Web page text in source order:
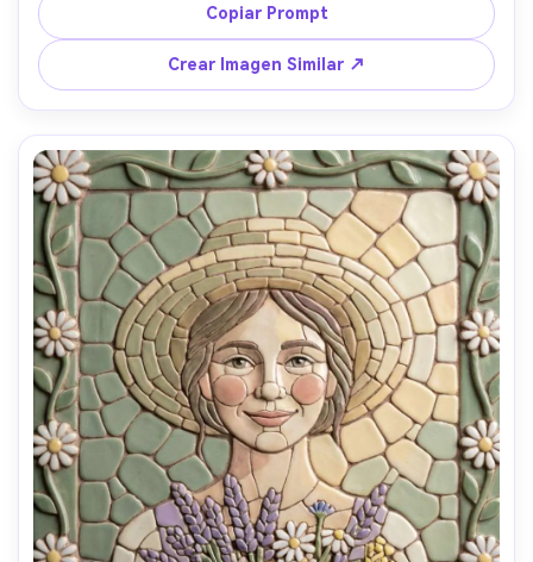
contraste, patrón sutil tipo glitch en el fondo, contorno
audaz alrededor de la cara, vibra de avatar de redes
sociales, bordes de baldosas altamente detallados y
espaciado consistente, silueta gráfica y clara, lente de
85mm, profundidad de campo reducida, iluminación
cinematográfica suave --ar 4:5
Copiar Prompt
Crear Imagen Similar ↗